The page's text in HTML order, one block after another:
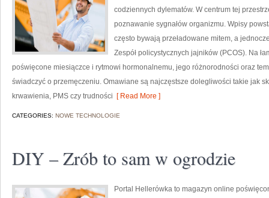
codziennych dylematów. W centrum tej
poznawanie sygnałów organizmu. Wpisy
często bywają przeładowane mitem, a
Zespół policystycznych jajników (PCOS). Na
poświęcone miesiączce i rytmowi hormonalnemu, jego różnorodności oraz
świadczyć o przemęczeniu. Omawiane są najczęstsze dolegliwości takie jak
krwawienia, PMS czy trudności [ Read More ]
CATEGORIES: NOWE TECHNOLOGIE
DIY – Zrób to sam w ogrodzie
Portal Hellerówka to magazyn online